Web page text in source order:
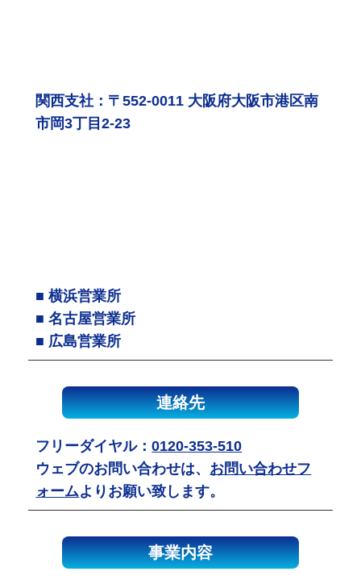
関西支社：〒552-0011 大阪府大阪市港区南
市岡3丁目2-23
■ 横浜営業所
■ 名古屋営業所
■ 広島営業所
連絡先
フリーダイヤル：0120-353-510
ウェブのお問い合わせは、 お問い合わせフ
ォームよりお願い致します。
事業内容